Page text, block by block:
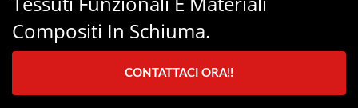
Compositi In Schiuma.
CONTATTACI ORA!!